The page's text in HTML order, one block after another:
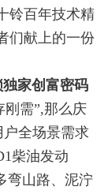
铃百年技术精
们献上的一份
家创富密码
刚需”,那么庆
全场景需求
柴油发动
弯山路、泥泞